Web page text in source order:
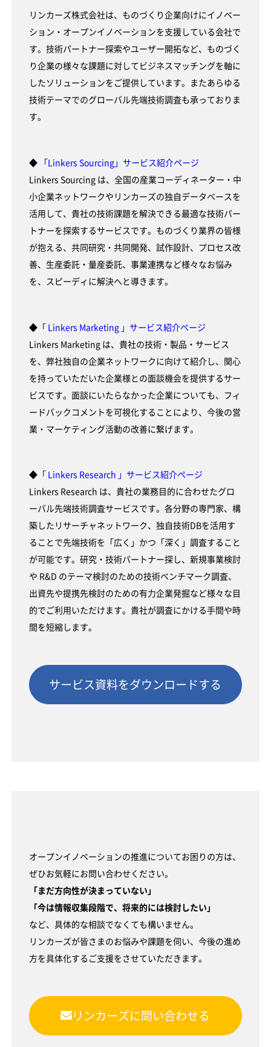
リンカーズ株式会社は、ものづくり企業向けにイノベー
ション・オープンイノベーションを支援している会社で
す。技術パートナー探索やユーザー開拓など、ものづく
り企業の様々な課題に対してビジネスマッチングを軸に
したソリューションをご提供しています。またあらゆる
技術テーマでのグローバル先端技術調査も承っておりま
す。
◆
「Linkers Sourcing」サービス紹介ページ
Linkers Sourcing は、全国の産業コーディネーター・中
小企業ネットワークやリンカーズの独自データベースを
活用して、貴社の技術課題を解決できる最適な技術パー
トナーを探索するサービスです。ものづくり業界の皆様
が抱える、共同研究・共同開発、試作設計、プロセス改
善、生産委託・量産委託、事業連携など様々なお悩み
を、スピーディに解決へと導きます。
◆「 Linkers Marketing 」サービス紹介ページ
Linkers Marketing は、貴社の技術・製品・サービス
を、弊社独自の企業ネットワークに向けて紹介し、関心
を持っていただいた企業様との面談機会を提供するサー
ビスです。面談にいたらなかった企業についても、フィ
ードバックコメントを可視化することにより、今後の営
業・マーケティング活動の改善に繋げます。
◆「 Linkers Research 」サービス紹介ページ
Linkers Research は、貴社の業務目的に合わせたグロ
ーバル先端技術調査サービスです。各分野の専門家、構
築したリサーチャネットワーク、独自技術DBを活用す
ることで先端技術を「広く」かつ「深く」調査すること
が可能です。研究・技術パートナー探し、新規事業検討
や R&D のテーマ検討のための技術ベンチマーク調査、
出資先や提携先検討のための有力企業発掘など様々な目
的でご利用いただけます。貴社が調査にかける手間や時
間を短縮します。
サービス資料をダウンロードする
オープンイノベーションの推進についてお困りの方は、
ぜひお気軽にお問い合わせください。
「まだ方向性が決まっていない」
「今は情報収集段階で、将来的には検討したい」
など、具体的な相談でなくても構いません。
リンカーズが皆さまのお悩みや課題を伺い、今後の進め
方を具体化するご支援をさせていただきます。
リンカーズに問い合わせる